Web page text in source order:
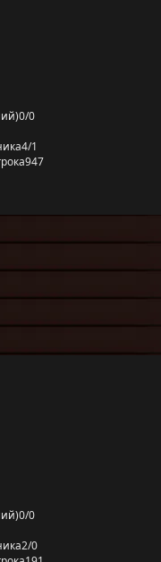
0/0
4/1
947
0/0
2/0